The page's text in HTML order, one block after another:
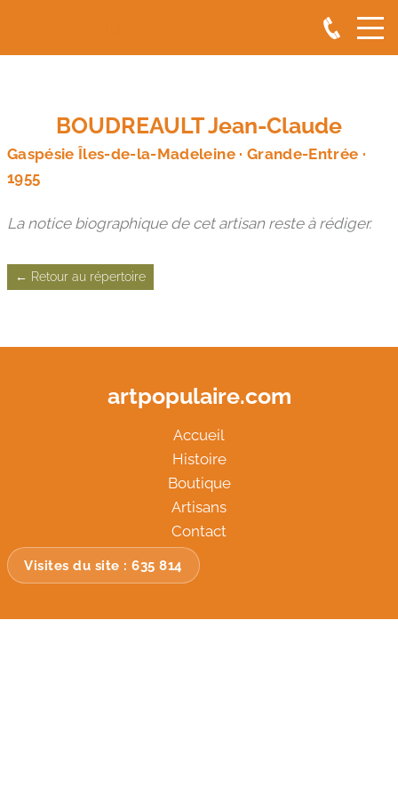
BOUDREAULT Jean-Claude
Gaspésie Îles-de-la-Madeleine · Grande-Entrée ·
1955
La notice biographique de cet artisan reste à rédiger.
← Retour au répertoire
Accueil
Histoire
Boutique
Artisans
Contact
Visites du site : 635 814
artpopulaire.com